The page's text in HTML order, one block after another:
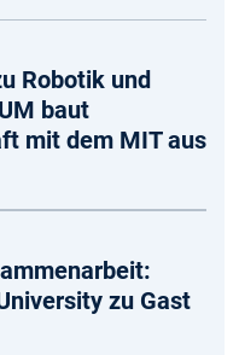
Robotik und
baut
mit dem MIT aus
zu Gast